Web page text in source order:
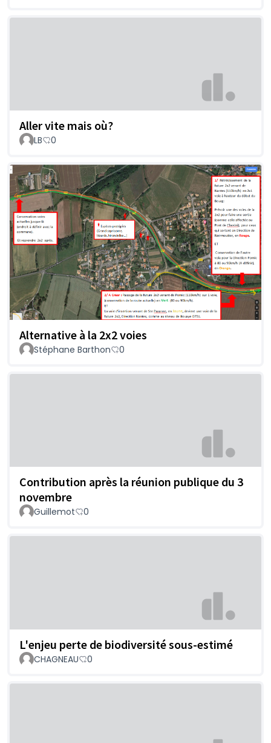
Aller vite mais où?
LB 0
Alternative à la 2x2 voies
Stéphane Barthon 0
Contribution après la réunion publique du 3
novembre
Guillemot 0
L'enjeu perte de biodiversité sous-estimé
CHAGNEAU 0